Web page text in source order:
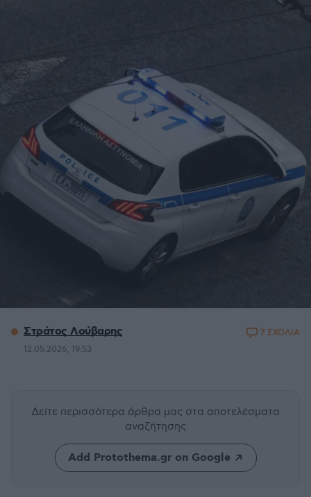
Στράτος Λούβαρης
12.05.2026, 19:53
7 ΣΧΟΛΙΑ
Δείτε περισσότερα άρθρα μας στα αποτελέσματα
αναζήτησης
Add Protothema.gr on Google